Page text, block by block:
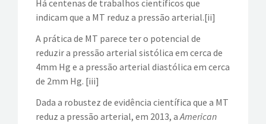
Há centenas de trabalhos científicos que
indicam que a MT reduz a pressão arterial.[ii]
A prática de MT parece ter o potencial de
reduzir a pressão arterial sistólica em cerca de
4mm Hg e a pressão arterial diastólica em cerca
de 2mm Hg. [iii]
Dada a robustez de evidência científica que a MT
reduz a pressão arterial, em 2013, aAmerican